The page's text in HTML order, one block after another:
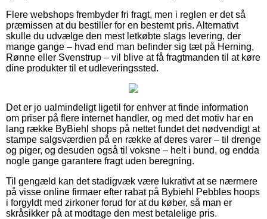
Flere webshops frembyder fri fragt, men i reglen er det så
præmissen at du bestiller for en bestemt pris. Alternativt
skulle du udvælge den mest letkøbte slags levering, der
mange gange – hvad end man befinder sig tæt på Herning,
Rønne eller Svenstrup – vil blive at få fragtmanden til at køre
dine produkter til et udleveringssted.
Det er jo ualmindeligt ligetil for enhver at finde information
om priser på flere internet handler, og med det motiv har en
lang række ByBiehl shops på nettet fundet det nødvendigt at
stampe salgsværdien på en række af deres varer – til drenge
og piger, og desuden også til voksne – helt i bund, og endda
nogle gange garantere fragt uden beregning.
Til gengæld kan det stadigvæk være lukrativt at se nærmere
på visse online firmaer efter rabat på Bybiehl Pebbles hoops
i forgyldt med zirkoner forud for at du køber, så man er
skråsikker på at modtage den mest betalelige pris.